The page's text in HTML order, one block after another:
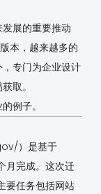
展的重要推动
本，越来越多的
专门为企业设计
取。
例子。
）是基于
月完成。这次迁
要任务包括网站